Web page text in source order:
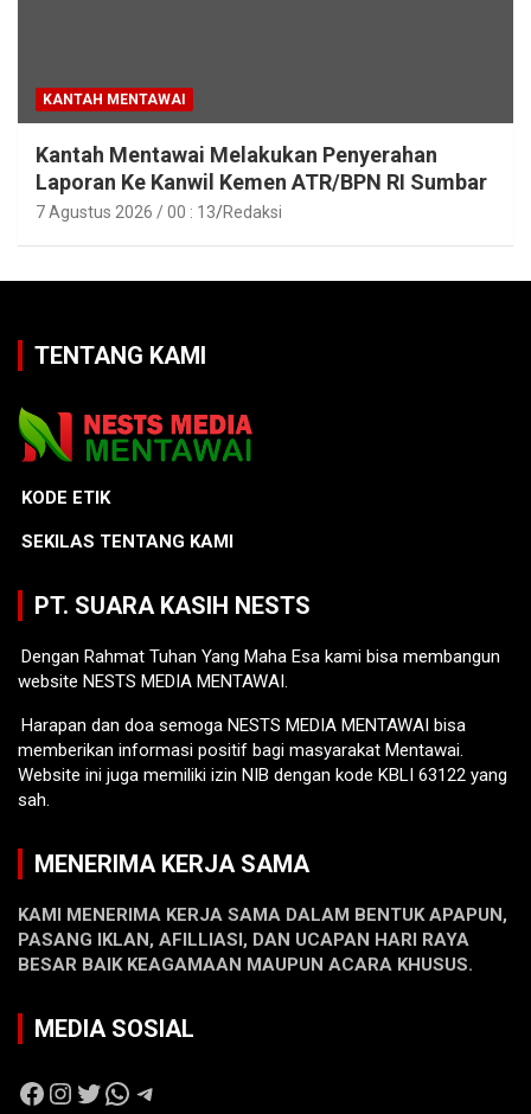
KANTAH MENTAWAI
Kantah Mentawai Melakukan Penyerahan
Laporan Ke Kanwil Kemen ATR/BPN RI Sumbar
7 Agustus 2026 / 00 : 13 Redaksi
TENTANG KAMI
KODE ETIK
SEKILAS TENTANG KAMI
PT. SUARA KASIH NESTS
Dengan Rahmat Tuhan Yang Maha Esa kami bisa membangun
website NESTS MEDIA MENTAWAI.
Harapan dan doa semoga NESTS MEDIA MENTAWAI bisa
memberikan informasi positif bagi masyarakat Mentawai.
Website ini juga memiliki izin NIB dengan kode KBLI 63122 yang
sah.
MENERIMA KERJA SAMA
KAMI MENERIMA KERJA SAMA DALAM BENTUK APAPUN,
PASANG IKLAN, AFILLIASI, DAN UCAPAN HARI RAYA
BESAR BAIK KEAGAMAAN MAUPUN ACARA KHUSUS.
MEDIA SOSIAL
Facebook
Instagram
Twitter
WhatsApp
Telegram